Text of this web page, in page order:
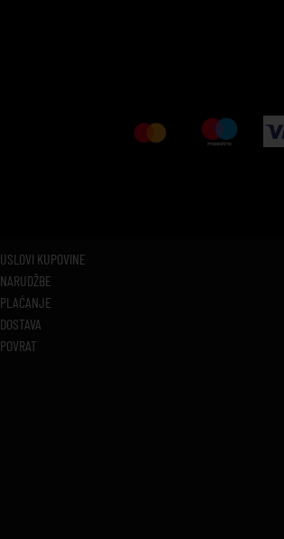
USLOVI KUPOVINE
NARUDŽBE
PLAĆANJE
DOSTAVA
POVRAT